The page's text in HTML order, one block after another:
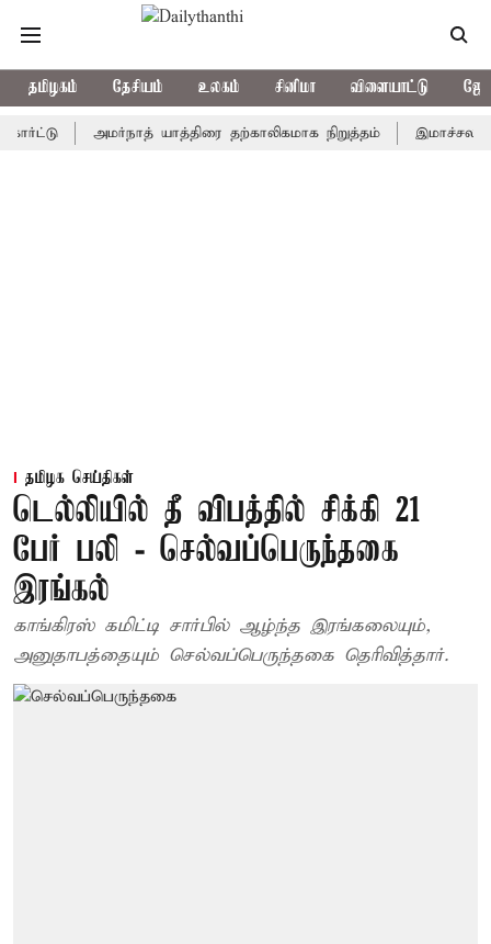
தமிழகம் தேசியம் உலகம் சினிமா விளையாட்டு
அமர்நாத் யாத்திரை தற்காலிகமாக நிறுத்தம் இமாச்சலத்தில்
தமிழக செய்திகள்
டெல்லியில் தீ விபத்தில் சிக்கி 21
பேர் பலி - செல்வப்பெருந்தகை
இரங்கல்
காங்கிரஸ் கமிட்டி சார்பில் ஆழ்ந்த இரங்கலையும்,
அனுதாபத்தையும் செல்வப்பெருந்தகை தெரிவித்தார்.